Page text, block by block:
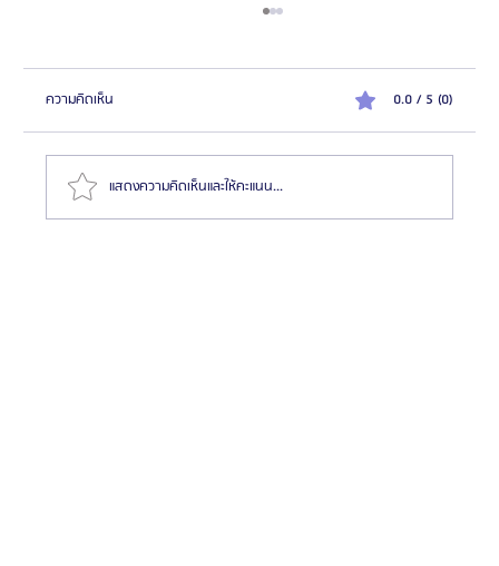
ความคิดเห็น 0.0 / 5 (0)
แสดงความคิดเห็นและให้คะแนน...